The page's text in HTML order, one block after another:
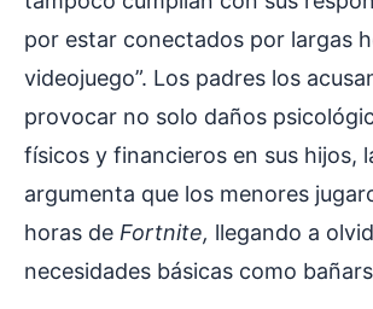
por estar conectados por largas
videojuego”. Los padres los
provocar no solo daños
físicos y financieros en sus hijos,
argumenta que los menores
horas de Fortnite, llegando a
necesidades básicas como